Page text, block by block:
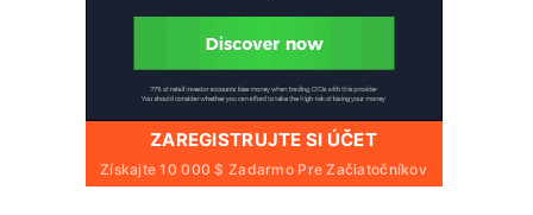
ZAREGISTRUJTE SI ÚČET
Získajte 10 000 $ Zadarmo Pre Začiatočníkov